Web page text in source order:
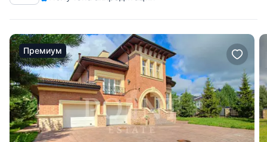
Премиум